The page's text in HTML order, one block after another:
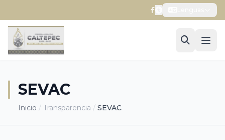
SEVAC
Inicio / Transparencia / SEVAC